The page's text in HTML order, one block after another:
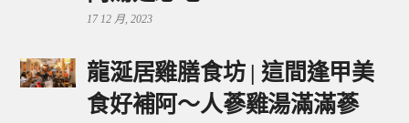
17 12 月, 2023
龍涎居雞膳食坊 | 這間逢甲美
食好補阿～人蔘雞湯滿滿蔘